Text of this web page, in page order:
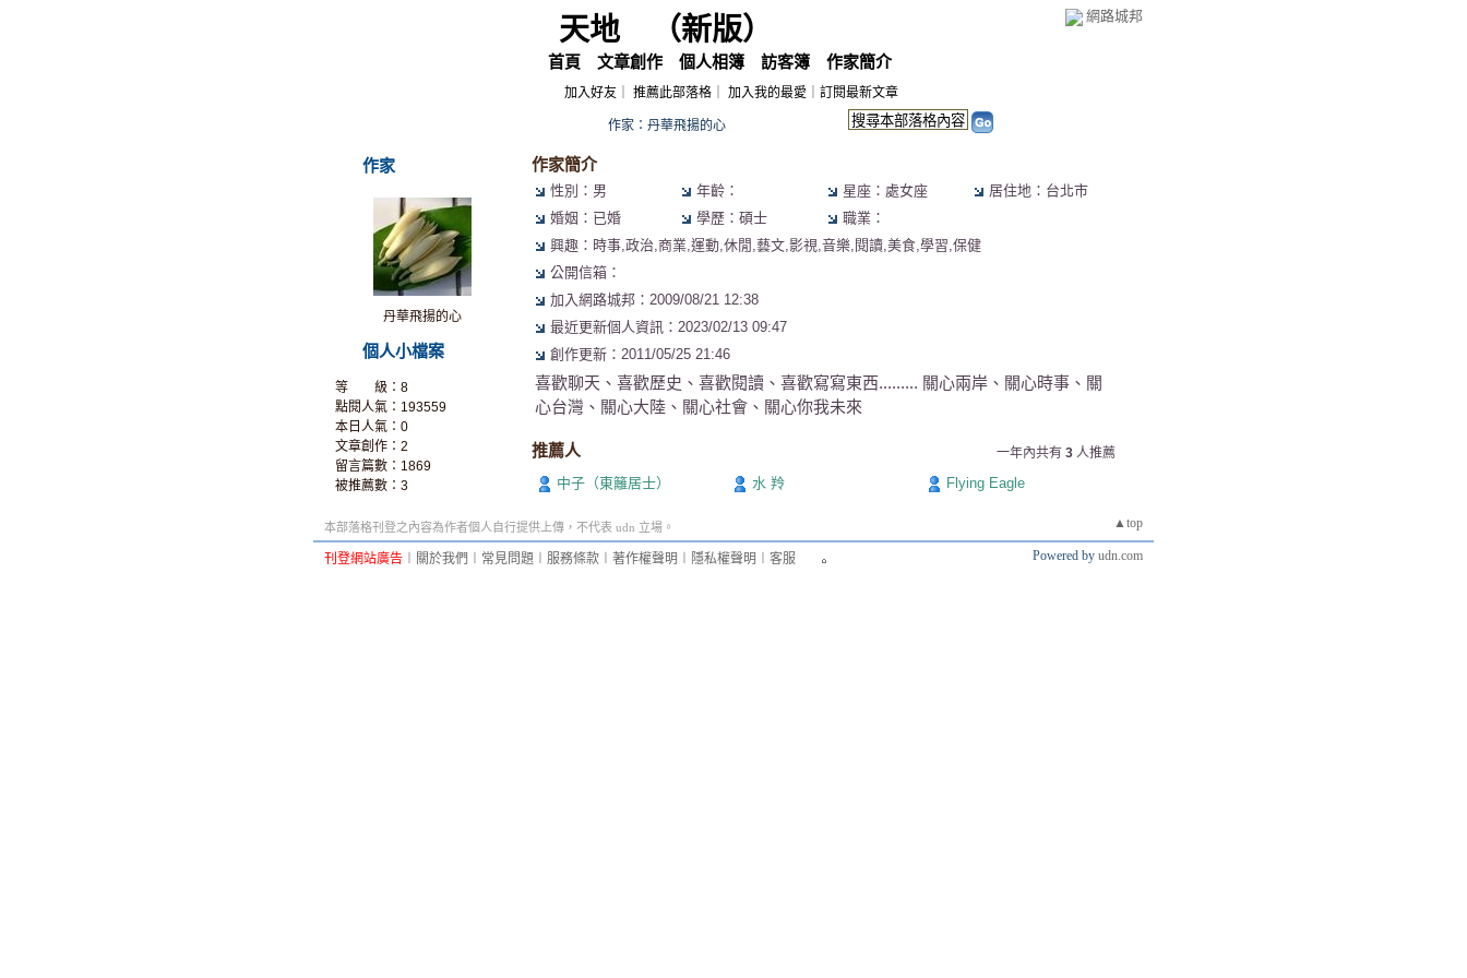
網路城邦
天地 （新版）
首頁 文章創作 個人相簿 訪客簿 作家簡介
加入好友 推薦此部落格 加入我的最愛 訂閱最新文章
作家：丹華飛揚的心
作家
丹華飛揚的心
個人小檔案
等 級：8
點閱人氣：193559
本日人氣：0
文章創作：2
留言篇數：1869
被推薦數： 3
作家簡介
性別：男 年齡： 星座：處女座
居住地：台北市
婚姻：已婚
學歷：碩士
職業：
興趣：時事,政治,商業,運動,休閒,藝文,影視,音樂,閱讀,美食,學習,保健
公開信箱：
加入網路城邦：2009/08/21 12:38
最近更新個人資訊：2023/02/13 09:47
創作更新：2011/05/25 21:46
喜歡聊天、喜歡歷史、喜歡閱讀、喜歡寫寫東西......... 關心兩岸、關心時事、關
心台灣、關心大陸、關心社會、關心你我未來
推薦人 一年內共有 3 人推薦
中子（東籬居士） 水 羚 Flying Eagle
▲top
本部落格刊登之內容為作者個人自行提供上傳，不代表 udn 立場。
刊登網站廣告 關於我們 常見問題 服務條款 著作權聲明 隱私權聲明 客服 Powered by udn.com